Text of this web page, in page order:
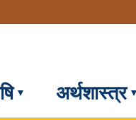
अर्थशास्त्र